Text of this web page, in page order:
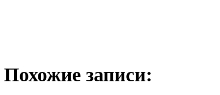
Похожие записи: